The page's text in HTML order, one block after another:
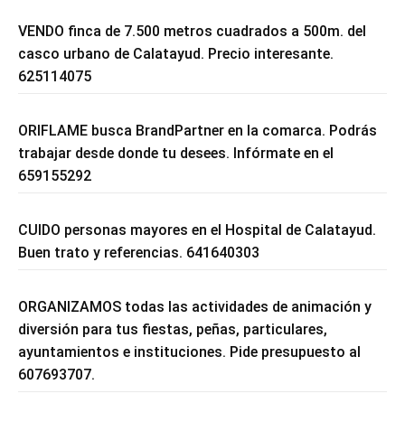
VENDO finca de 7.500 metros cuadrados a 500m. del
casco urbano de Calatayud. Precio interesante.
625114075
ORIFLAME busca BrandPartner en la comarca. Podrás
trabajar desde donde tu desees. Infórmate en el
659155292
CUIDO personas mayores en el Hospital de Calatayud.
Buen trato y referencias. 641640303
ORGANIZAMOS todas las actividades de animación y
diversión para tus fiestas, peñas, particulares,
ayuntamientos e instituciones. Pide presupuesto al
607693707.